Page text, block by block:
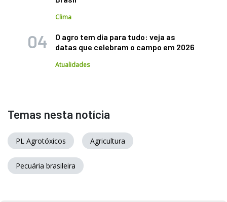
Clima
O agro tem dia para tudo: veja as
datas que celebram o campo em 2026
Atualidades
Temas nesta notícia
PL Agrotóxicos Agricultura
Pecuária brasileira